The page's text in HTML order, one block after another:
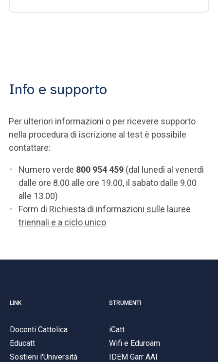
Info e supporto
Per ulteriori informazioni o per ricevere supporto
nella procedura di iscrizione al test è possibile
contattare:
Numero verde 800 954 459 (dal lunedì al venerdì
dalle ore 8.00 alle ore 19.00, il sabato dalle 9.00
alle 13.00)
Form di Richiesta di informazioni sulle lauree
triennali e a ciclo unico
LINK
Docenti Cattolica
Educatt
Sostieni l'Università
STRUMENTI
iCatt
Wifi e Eduroam
IDEM Garr AAI